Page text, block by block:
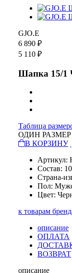
GJO.E
6 890 ₽
5 110 ₽
Шапка 15/1
Таблица
ОДИН РАЗМЕР
В КОРЗИНУ
Артикул:
Состав:
Страна-
Пол:
Цвет:
к товарам
описание
ОПЛАТА
ВОЗВРАТ
описание